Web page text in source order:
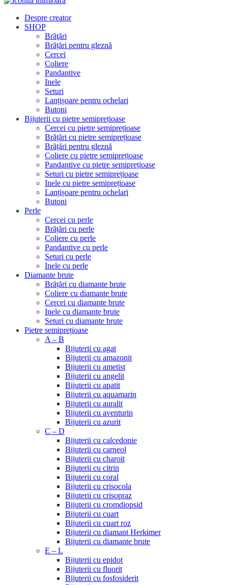
Despre creator
SHOP
Brăţări
Brățări pentru gleznă
Cercei
Coliere
Pandantive
Inele
Seturi
Lanțișoare pentru ochelari
Butoni
Bijuterii cu pietre semiprețioase
Cercei cu pietre semiprețioase
Brățări cu pietre semiprețioase
Brățări pentru gleznă
Coliere cu pietre semiprețioase
Pandantive cu pietre semiprețioase
Seturi cu pietre semiprețioase
Inele cu pietre semiprețioase
Lanțișoare pentru ochelari
Butoni
Perle
Cercei cu perle
Brățări cu perle
Coliere cu perle
Pandantive cu perle
Seturi cu perle
Inele cu perle
Diamante brute
Brățări cu diamante brute
Coliere cu diamante brute
Cercei cu diamante brute
Inele cu diamante brute
Seturi cu diamante brute
Pietre semiprețioase
A – B
Bijuterii cu agat
Bijuterii cu amazonit
Bijuterii cu ametist
Bijuterii cu angelit
Bijuterii cu apatit
Bijuterii cu aquamarin
Bijuterii cu auralit
Bijuterii cu aventurin
Bijuterii cu azurit
C – D
Bijuterii cu calcedonie
Bijuterii cu carneol
Bijuterii cu charoit
Bijuterii cu citrin
Bijuterii cu coral
Bijuterii cu crisocola
Bijuterii cu crisopraz
Bijuterii cu cromdiopsid
Bijuterii cu cuart
Bijuterii cu cuart roz
Bijuterii cu diamant Herkimer
Bijuterii cu diamante brute
E – L
Bijuterii cu epidot
Bijuterii cu fluorit
Bijuterii cu fosfosiderit